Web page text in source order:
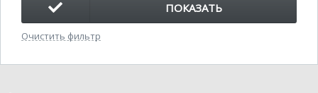
ПОКАЗАТЬ
Очистить фильтр